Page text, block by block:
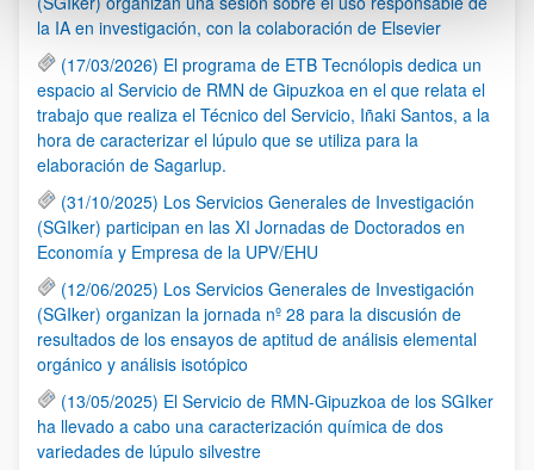
la IA en investigación, con la colaboración de Elsevier
(17/03/2026) El programa de ETB Tecnólopis dedica un
espacio al Servicio de RMN de Gipuzkoa en el que relata el
trabajo que realiza el Técnico del Servicio, Iñaki Santos, a la
hora de caracterizar el lúpulo que se utiliza para la
elaboración de Sagarlup.
(31/10/2025) Los Servicios Generales de Investigación
(SGIker) participan en las XI Jornadas de Doctorados en
Economía y Empresa de la UPV/EHU
(12/06/2025) Los Servicios Generales de Investigación
(SGIker) organizan la jornada nº 28 para la discusión de
resultados de los ensayos de aptitud de análisis elemental
orgánico y análisis isotópico
(13/05/2025) El Servicio de RMN-Gipuzkoa de los SGIker
ha llevado a cabo una caracterización química de dos
variedades de lúpulo silvestre